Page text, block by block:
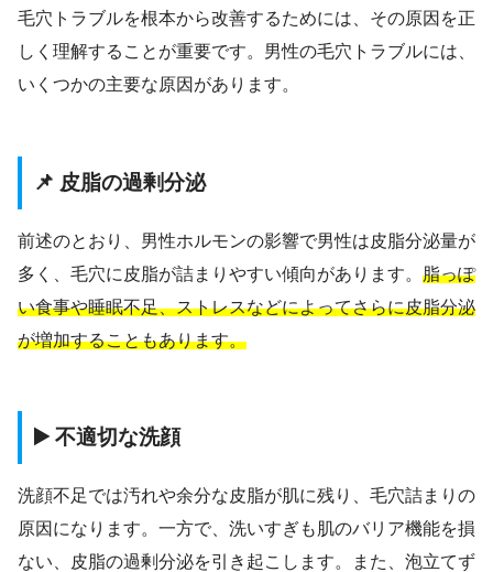
毛穴トラブルを根本から改善するためには、その原因を正
しく理解することが重要です。男性の毛穴トラブルには、
いくつかの主要な原因があります。
📌 皮脂の過剰分泌
前述のとおり、男性ホルモンの影響で男性は皮脂分泌量が
多く、毛穴に皮脂が詰まりやすい傾向があります。 脂っぽ
い食事や睡眠不足、ストレスなどによってさらに皮脂分泌
が増加することもあります。
▶️ 不適切な洗顔
洗顔不足では汚れや余分な皮脂が肌に残り、毛穴詰まりの
原因になります。一方で、洗いすぎも肌のバリア機能を損
ない、皮脂の過剰分泌を引き起こします。また、泡立てず